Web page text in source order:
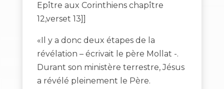
Epître aux Corinthiens chapître
12,verset 13]]
«Il y a donc deux étapes de la
révélation – écrivait le père Mollat -.
Durant son ministère terrestre, Jésus
a révélé pleinement le Père.